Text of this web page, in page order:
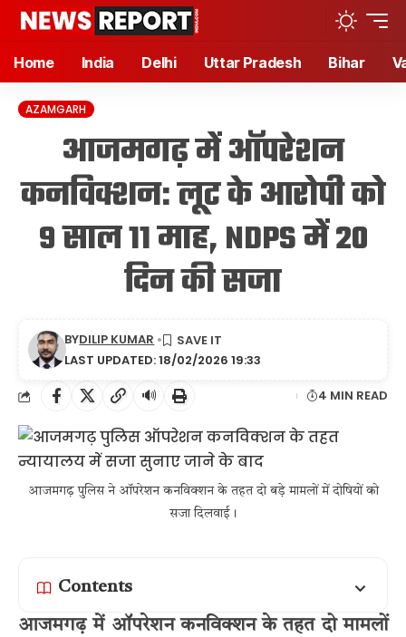
Home India Delhi Uttar Pradesh Bihar
AZAMGARH
आजमगढ़ में ऑपरेशन
कनविक्शन: लूट के आरोपी को
9 साल 11 माह, NDPS में 20
दिन की सजा
LAST UPDATED: 18/02/2026 19:33
BYDILIP KUMAR
🔊 4 MIN READ
आजमगढ़ पुलिस ने ऑपरेशन कनविक्शन के तहत दो बड़े मामलों में दोषियों को
सजा दिलवाई।
Contents
आजमगढ़ में ऑपरेशन कनविक्शन के तहत दो मामलों